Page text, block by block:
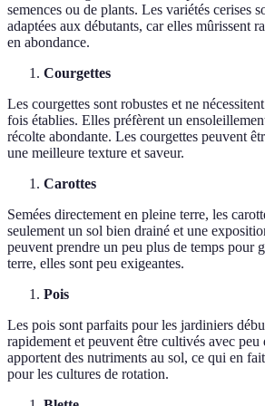
semences ou de plants. Les variétés cerises
adaptées aux débutants, car elles mûrissent
en abondance.
Courgettes
Les courgettes sont robustes et ne
fois établies. Elles préfèrent un
récolte abondante. Les courgettes peuvent
une meilleure texture et saveur.
Carottes
Semées directement en pleine terre, les
seulement un sol bien drainé et une
peuvent prendre un peu plus de temps pour
terre, elles sont peu exigeantes.
Pois
Les pois sont parfaits pour les jardiniers
rapidement et peuvent être cultivés avec
apportent des nutriments au sol, ce qui en
pour les cultures de rotation.